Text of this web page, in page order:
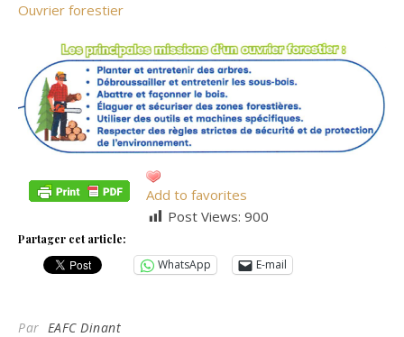
Ouvrier forestier
Add to favorites
Post Views: 900
Partager cet article:
WhatsApp E-mail
Par EAFC Dinant